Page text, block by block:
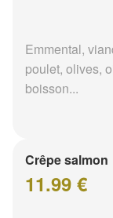
Emmental,
poulet, olives,
boisson...
Crêpe salmon
11.99 €